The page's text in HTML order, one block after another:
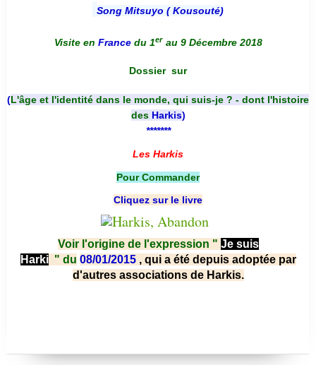
Song Mitsuyo ( Kousouté)
Visite en France du 1er au 9 Décembre 2018
Dossier sur
(L'âge et l'identité dans le monde, qui suis-je ? - dont l'histoire
des Harkis)
*******
Les Harkis
Pour Commander
Cliquez sur le livre
Voir l'origine de l'expression " Je suis
Harki " du 08/01/2015 , qui a été depuis adoptée par
d'autres associations de Harkis.